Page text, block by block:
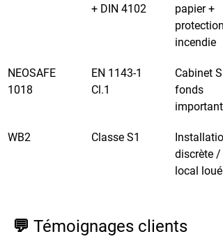
+ DIN 4102
papier +
protection
incendie
NEOSAFE
1018
EN 1143-1
Cl.1
Cabinet
fonds
importants
WB2 Classe S1
discrète /
local loué
💬 Témoignages clients